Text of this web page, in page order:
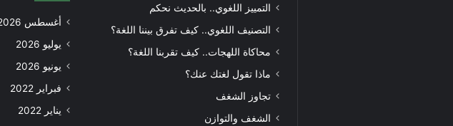
التمييز اللغوي.. بالحديث نحكم
التصنيف اللغوي.. كيف تفرق بيننا اللغة؟
محاكاة اللهجات.. كيف تقربنا اللغة؟
ماذا تقول لغتك عنك؟
تجاوز الشغف
الشغف والتوازن
أغسطس 2026
يوليو 2026
يونيو 2026
فبراير 2022
يناير 2022